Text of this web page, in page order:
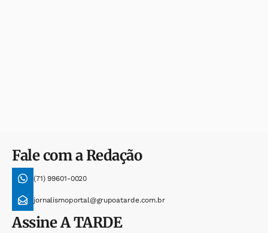
Fale com a Redação
(71) 99601-0020
jornalismoportal@grupoatarde.com.br
AssineA TARDE